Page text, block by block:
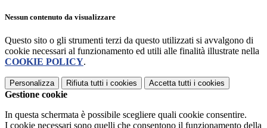
Nessun contenuto da visualizzare
Questo sito o gli strumenti terzi da questo utilizzati si avvalgono di
cookie necessari al funzionamento ed utili alle finalità illustrate nella
COOKIE POLICY.
Personalizza Rifiuta tutti i cookies Accetta tutti i cookies
Gestione cookie
In questa schermata è possibile scegliere quali cookie consentire.
I cookie necessari sono quelli che consentono il funzionamento della